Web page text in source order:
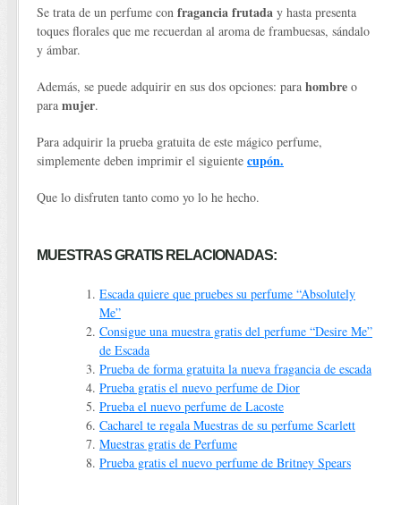
Se trata de un perfume con fragancia frutada y hasta presenta
toques florales que me recuerdan al aroma de frambuesas, sándalo
y ámbar.
Además, se puede adquirir en sus dos opciones: para hombre o
para mujer.
Para adquirir la prueba gratuita de este mágico perfume,
simplemente deben imprimir el siguiente cupón.
Que lo disfruten tanto como yo lo he hecho.
MUESTRAS GRATIS RELACIONADAS:
Escada quiere que pruebes su perfume “Absolutely
Me”
Consigue una muestra gratis del perfume “Desire Me”
de Escada
Prueba de forma gratuita la nueva fragancia de escada
Prueba gratis el nuevo perfume de Dior
Prueba el nuevo perfume de Lacoste
Cacharel te regala Muestras de su perfume Scarlett
Muestras gratis de Perfume
Prueba gratis el nuevo perfume de Britney Spears